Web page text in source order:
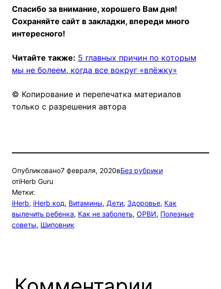
Спасибо за внимание, хорошего Вам дня!
Сохраняйте сайт в закладки, впереди много
интересного!
Читайте также: 5 главных причин по которым
мы не болеем, когда все вокруг «влёжку»
© Копирование и перепечатка материалов
только с разрешения автора
Опубликовано7 февраля, 2020вБез рубрики
отiHerb Guru
Метки:
iHerb, iHerb код, Витамины, Дети, Здоровье, Как
вылечить ребенка, Как не заболеть, ОРВИ, Полезные
советы, Шиповник